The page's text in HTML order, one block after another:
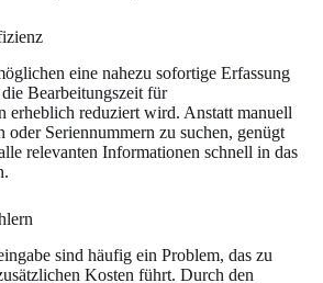
eine nahezu sofortige Erfassung
Bearbeitungszeit für
erheblich reduziert wird. Anstatt manuell
oder Seriennummern zu suchen, genügt
relevanten Informationen schnell in das
sind häufig ein Problem, das zu
Kosten führt. Durch den